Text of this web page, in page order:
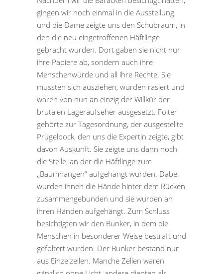
gingen wir noch einmal in die Ausstellung
und die Dame zeigte uns den Schubraum, in
den die neu eingetroffenen Häftlinge
gebracht wurden. Dort gaben sie nicht nur
ihre Papiere ab, sondern auch ihre
Menschenwürde und all ihre Rechte. Sie
mussten sich ausziehen, wurden rasiert und
waren von nun an einzig der Willkür der
brutalen Lageraufseher ausgesetzt. Folter
gehörte zur Tagesordnung, der ausgestellte
Prügelbock, den uns die Expertin zeigte, gibt
davon Auskunft. Sie zeigte uns dann noch
die Stelle, an der die Häftlinge zum
,,Baumhängen“ aufgehängt wurden. Dabei
wurden ihnen die Hände hinter dem Rücken
zusammengebunden und sie wurden an
ihren Händen aufgehängt. Zum Schluss
besichtigten wir den Bunker, in dem die
Menschen in besonderer Weise bestraft und
gefoltert wurden. Der Bunker bestand nur
aus Einzelzellen. Manche Zellen waren